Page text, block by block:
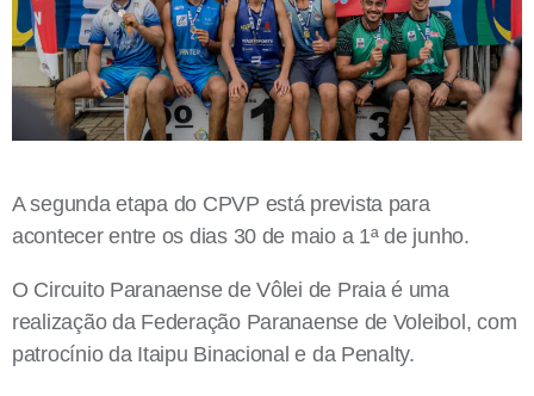
A segunda etapa do CPVP está prevista para
acontecer entre os dias 30 de maio a 1ª de junho.
O Circuito Paranaense de Vôlei de Praia é uma
realização da Federação Paranaense de Voleibol, com
patrocínio da Itaipu Binacional e da Penalty.